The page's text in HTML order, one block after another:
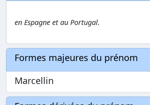
en Espagne et au Portugal.
Formes majeures du prénom
Marcellin